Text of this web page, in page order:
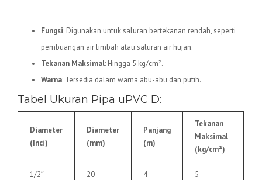
Fungsi: Digunakan untuk saluran bertekanan rendah, seperti
pembuangan air limbah atau saluran air hujan.
Tekanan Maksimal: Hingga 5 kg/cm².
Warna: Tersedia dalam warna abu-abu dan putih.
Tabel Ukuran Pipa uPVC D:
Diameter
(Inci)
Diameter
(mm)
Panjang
(m)
Tekanan
Maksimal
(kg/cm²)
1/2″ 20 4 5